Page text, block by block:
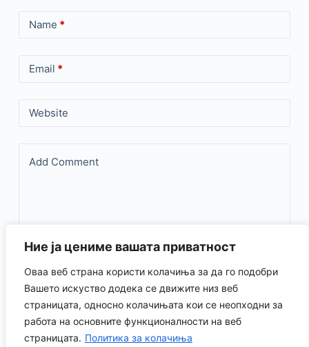
Ние ја цениме вашата приватност
Оваа веб страна користи колачиња за да го подобри
Вашето искуство додека се движите низ веб
страницата, односно колачињата кои се неопходни за
работа на основните функционалности на веб
страницата. Политика за колачиња
Name *
Email *
Website
Add Comment
Save my name, email, and website in this browser for the
next time I comment.
Испрати коментар